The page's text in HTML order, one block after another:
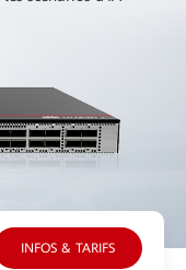
INFOS & TARIFS